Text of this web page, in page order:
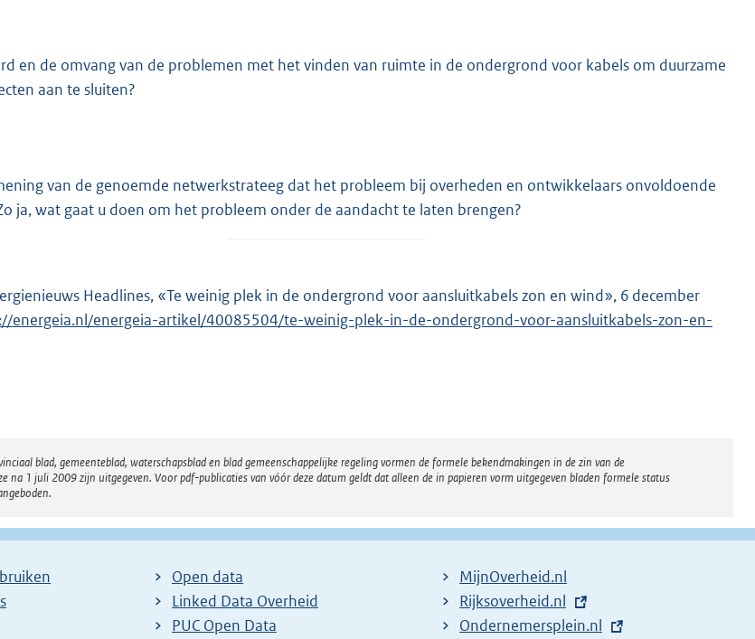
en de omvang van de problemen met het vinden van ruimte in de ondergrond voor kabels om duurzame
aan te sluiten?
van de genoemde netwerkstrateeg dat het probleem bij overheden en ontwikkelaars onvoldoende
ja, wat gaat u doen om het probleem onder de aandacht te laten brengen?
Headlines, «Te weinig plek in de ondergrond voor aansluitkabels zon en wind», 6 december
energeia.nl/energeia-artikel/40085504/te-weinig-plek-in-de-ondergrond-voor-aansluitkabels-zon-en-
blad, gemeenteblad, waterschapsblad en blad gemeenschappelijke regeling vormen de formele bekendmakingen in de zin van de
na 1 juli 2009 zijn uitgegeven. Voor pdf-publicaties van vóór deze datum geldt dat alleen de in papieren vorm uitgegeven bladen formele status
Open data
Linked Data Overheid
PUC Open Data
MijnOverheid.nl
E
x
Rijksoverheid.nl
E
Ondernemersplein.nl